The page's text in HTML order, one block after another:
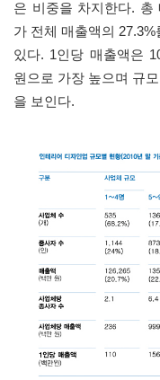
은 비중을 차지한다. 총
가 전체 매출액의 27.3%
있다. 1인당 매출액은
원으로 가장 높으며 규
을 보인다.